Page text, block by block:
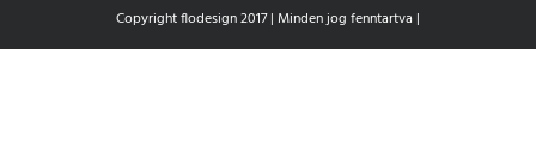
Copyright flodesign 2017 | Minden jog fenntartva |